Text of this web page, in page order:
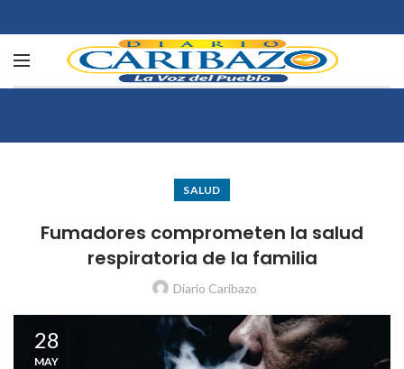
SALUD
Fumadores comprometen la salud
respiratoria de la familia
Diario Caribazo
28
MAY